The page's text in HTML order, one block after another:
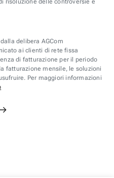
risoluzione delle controversie è
delibera AGCom
ai clienti di rete fissa
di fatturazione per il periodo
fatturazione mensile, le soluzioni
Per maggiori informazioni